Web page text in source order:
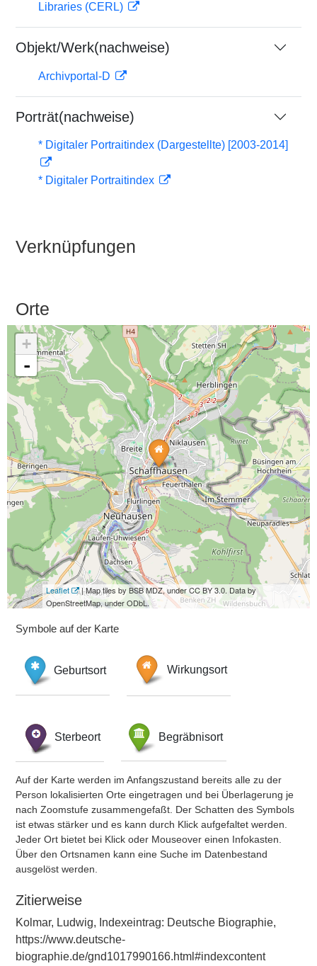
Libraries (CERL)
Objekt/Werk(nachweise)
Archivportal-D
Porträt(nachweise)
* Digitaler Portraitindex (Dargestellte) [2003-2014]
* Digitaler Portraitindex
Verknüpfungen
Orte
+
-
Leaflet
| Map tiles by BSB MDZ, under CC BY 3.0. Data by
OpenStreetMap, under ODbL.
Symbole auf der Karte
Geburtsort Wirkungsort
Sterbeort Begräbnisort
Auf der Karte werden im Anfangszustand bereits alle zu der
Person lokalisierten Orte eingetragen und bei Überlagerung je
nach Zoomstufe zusammengefaßt. Der Schatten des Symbols
ist etwas stärker und es kann durch Klick aufgefaltet werden.
Jeder Ort bietet bei Klick oder Mouseover einen Infokasten.
Über den Ortsnamen kann eine Suche im Datenbestand
ausgelöst werden.
Zitierweise
Kolmar, Ludwig, Indexeintrag: Deutsche Biographie,
https://www.deutsche-
biographie.de/gnd1017990166.html#indexcontent